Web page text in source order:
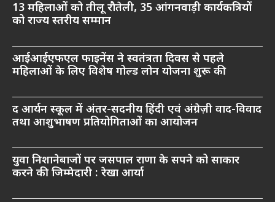
13 महिलाओं को तीलू रौतेली, 35 आंगनवाड़ी कार्यकत्रियों
को राज्य स्तरीय सम्मान
आईआईएफएल फाइनेंस ने स्वतंत्रता दिवस से पहले
महिलाओं के लिए विशेष गोल्ड लोन योजना शुरू की
द आर्यन स्कूल में अंतर-सदनीय हिंदी एवं अंग्रेज़ी वाद-विवाद
तथा आशुभाषण प्रतियोगिताओं का आयोजन
युवा निशानेबाजों पर जसपाल राणा के सपने को साकार
करने की जिम्मेदारी : रेखा आर्या